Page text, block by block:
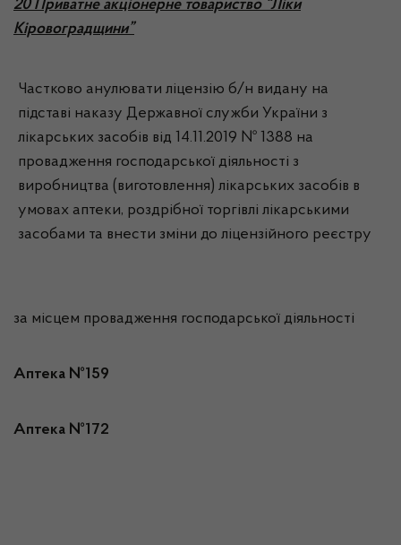
20 Приватне акціонерне товариство “Ліки
Кіровоградщини”
Частково анулювати ліцензію б/н видану на
підставі наказу Державної служби України з
лікарських засобів від 14.11.2019 № 1388 на
провадження господарської діяльності з
виробництва (виготовлення) лікарських засобів в
умовах аптеки, роздрібної торгівлі лікарськими
засобами та внести зміни до ліцензійного реєстру
за місцем провадження господарської діяльності
Аптека №159
Аптека №172